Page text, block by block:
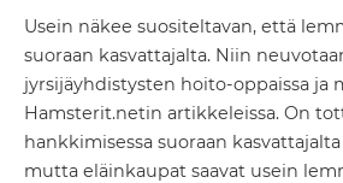
Usein näkee suositeltavan, että
suoraan kasvattajalta. Niin
jyrsijäyhdistysten hoito-oppaissa ja
Hamsterit.netin artikkeleissa. On
hankkimisessa suoraan
mutta eläinkaupat saavat usein